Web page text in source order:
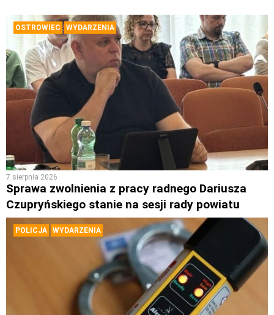
OSTROWIEC WYDARZENIA
7 sierpnia 2026
Sprawa zwolnienia z pracy radnego Dariusza
Czupryńskiego stanie na sesji rady powiatu
POLICJA WYDARZENIA